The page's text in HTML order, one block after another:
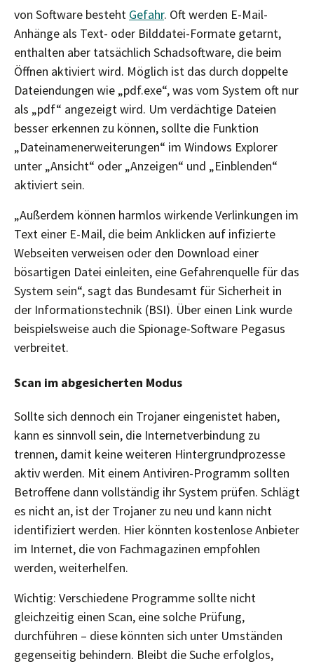
von Software besteht Gefahr. Oft werden E-Mail-
Anhänge als Text- oder Bilddatei-Formate getarnt,
enthalten aber tatsächlich Schadsoftware, die beim
Öffnen aktiviert wird. Möglich ist das durch doppelte
Dateiendungen wie „pdf.exe“, was vom System oft nur
als „pdf“ angezeigt wird. Um verdächtige Dateien
besser erkennen zu können, sollte die Funktion
„Dateinamenerweiterungen“ im Windows Explorer
unter „Ansicht“ oder „Anzeigen“ und „Einblenden“
aktiviert sein.
„Außerdem können harmlos wirkende Verlinkungen im
Text einer E-Mail, die beim Anklicken auf infizierte
Webseiten verweisen oder den Download einer
bösartigen Datei einleiten, eine Gefahrenquelle für das
System sein“, sagt das Bundesamt für Sicherheit in
der Informationstechnik (BSI). Über einen Link wurde
beispielsweise auch die Spionage-Software Pegasus
verbreitet.
Scan im abgesicherten Modus
Sollte sich dennoch ein Trojaner eingenistet haben,
kann es sinnvoll sein, die Internetverbindung zu
trennen, damit keine weiteren Hintergrundprozesse
aktiv werden. Mit einem Antiviren-Programm sollten
Betroffene dann vollständig ihr System prüfen. Schlägt
es nicht an, ist der Trojaner zu neu und kann nicht
identifiziert werden. Hier könnten kostenlose Anbieter
im Internet, die von Fachmagazinen empfohlen
werden, weiterhelfen.
Wichtig: Verschiedene Programme sollte nicht
gleichzeitig einen Scan, eine solche Prüfung,
durchführen – diese könnten sich unter Umständen
gegenseitig behindern. Bleibt die Suche erfolglos,